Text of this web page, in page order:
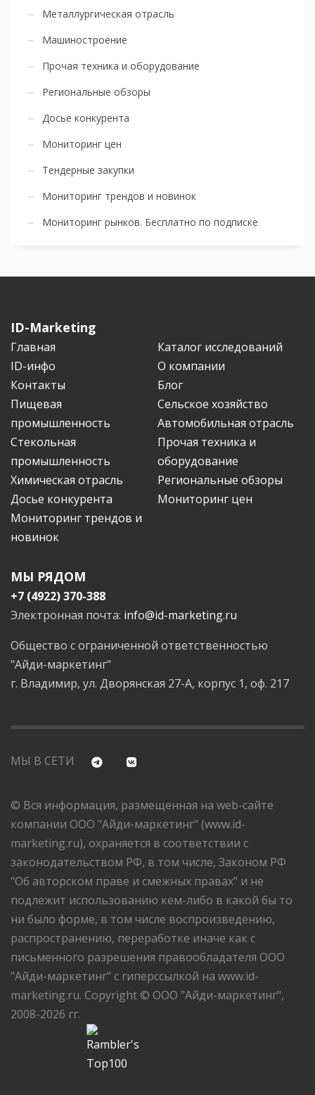
Металлургическая отрасль
Машиностроение
Прочая техника и оборудование
Региональные обзоры
Досье конкурента
Мониторинг цен
Тендерные закупки
Мониторинг трендов и новинок
Мониторинг рынков. Бесплатно по подписке
ID-Marketing
Главная
Каталог исследований
ID-инфо
О компании
Контакты
Блог
Пищевая
промышленность
Сельское хозяйство
Автомобильная отрасль
Стекольная
промышленность
Прочая техника и
оборудование
Химическая отрасль
Региональные обзоры
Досье конкурента
Мониторинг цен
Мониторинг трендов и
новинок
МЫ РЯДОМ
+7 (4922) 370-388
Электронная почта: info@id-marketing.ru
Общество с ограниченной ответственностью
"Айди-маркетинг"
г. Владимир, ул. Дворянская 27-А, корпус 1, оф. 217
МЫ В СЕТИ
© Вся информация, размещенная на web-сайте
компании ООО "Айди-маркетинг" (www.id-
marketing.ru), охраняется в соответствии с
законодательством РФ, в том числе, Законом РФ
"Об авторском праве и смежных правах" и не
подлежит использованию кем-либо в какой бы то
ни было форме, в том числе воспроизведению,
распространению, переработке иначе как с
письменного разрешения правообладателя ООО
"Айди-маркетинг" с гиперссылкой на www.id-
marketing.ru. Copyright © ООО "Айди-маркетинг",
2008-2026 гг.